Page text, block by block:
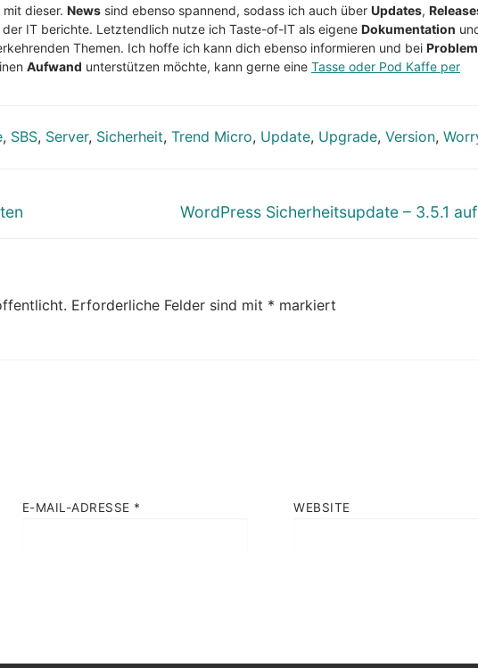
mit dieser. News sind ebenso spannend, sodass ich auch über Updates,
der IT berichte. Letztendlich nutze ich Taste-of-IT als eigene Dokumentation
Themen. Ich hoffe ich kann dich ebenso informieren und bei
Aufwand unterstützen möchte, kann gerne eine Tasse oder Pod Kaffe per
, SBS, Server, Sicherheit, Trend Micro, Update, Upgrade, Version,
Nächster
WordPress Sicherheitsupdate – 3.5.1
Erforderliche Felder sind mit * markiert
E-MAIL-ADRESSE * WEBSITE